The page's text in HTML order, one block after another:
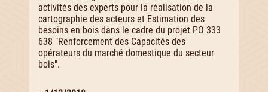
activités des experts pour la réalisation de la
cartographie des acteurs et Estimation des
besoins en bois dans le cadre du projet PO 333
638 "Renforcement des Capacités des
opérateurs du marché domestique du secteur
bois".